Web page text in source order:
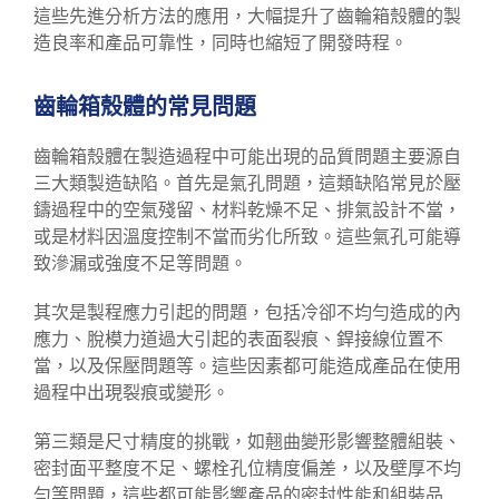
這些先進分析方法的應用，大幅提升了齒輪箱殼體的製
造良率和產品可靠性，同時也縮短了開發時程。
齒輪箱殼體的常見問題
齒輪箱殼體在製造過程中可能出現的品質問題主要源自
三大類製造缺陷。首先是氣孔問題，這類缺陷常見於壓
鑄過程中的空氣殘留、材料乾燥不足、排氣設計不當，
或是材料因溫度控制不當而劣化所致。這些氣孔可能導
致滲漏或強度不足等問題。
其次是製程應力引起的問題，包括冷卻不均勻造成的內
應力、脫模力道過大引起的表面裂痕、銲接線位置不
當，以及保壓問題等。這些因素都可能造成產品在使用
過程中出現裂痕或變形。
第三類是尺寸精度的挑戰，如翹曲變形影響整體組裝、
密封面平整度不足、螺栓孔位精度偏差，以及壁厚不均